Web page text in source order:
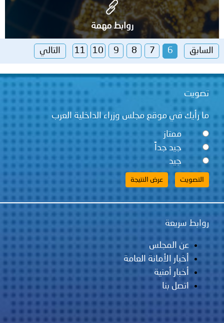
روابط مهمة
السابق 6
7
8
9
10
11 التالي
تصويت
ما رأيك في موقع مجلس وزراء الداخلية العرب
ممتاز
جيد جداً
جيد
روابط سريعة
عن المجلس
أخبار الأمانة العامة
أخبار أمنية
اتصل بنا